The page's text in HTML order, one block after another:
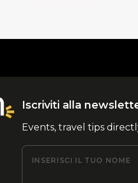
Iscriviti alla
Events, travel tips
INSERISCI IL TUO NOME